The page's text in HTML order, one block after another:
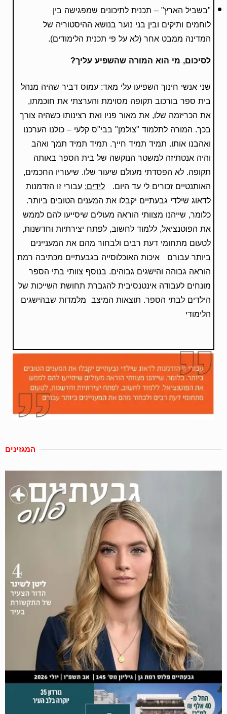
"בשביל הארץ" – תכנית לתיכונים שמפגישה בין
לוחמים ותיקים ובין בני נוער בנושא ההיסטוריה של
המדינה ממבט אחר (לא על פי תכנית הלימודים).
לסיכום, מי הוא המורה שהשפיע עליך?
שני אנשי חינוך השפיעו עלי מאד: עמוס דביר שהיה מנהל
בית ספר בורכוב תקופה מסוימת והערצתי את חוכמתו,
את הכריזמה שלו, את מאור פניו ואת רצינותו כשהיה צורך
בכך. המורה לתלמוד "צולמן" בבי"ס קלעי – כולנו הערכנו
ואהבנו אותו. תמיד תמיד חייך. תמיד תמיד תמך ואהב
והיה אנטתיזה למשטר הנוקשה של בית הספר באותה
תקופה. לא הפסדתי מעולם שיעור שלו. שיעוריו החכמים,
האותנטיים זכורים לי עד היום. לידים:עבורי זו הזדמנות
לדאוג שילדי גבעתיים יקבלו את המענים הטובים ביותר.
כלומר, שייהנו מצוותי הוראה מעולים שיסייעו להם לממש
את הפוטנציאל, ללמוד לחשוב, לפתח יצירתיות וחדשנות,
לטעום מתחומי דעת רבים ולבחור מהם את המעניינים
ביותר עבורם איכות האוכלוסייה בגבעתיים מכתיבה רמת
הוראה גבוהה והישגים גבוהים. בנוסף צוותי בתי הספר
מונחים לעבודה אינטנסיבית להגברת תחושת השייכות של
הילדים לבתי הספר. תוצאות המיצב מלמדות שבהישגים
הלימודי
המגזינים